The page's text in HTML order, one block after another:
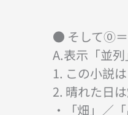
● そして⓪
A.表示「並列
1. この小説
2. 晴れた日
・「畑」／